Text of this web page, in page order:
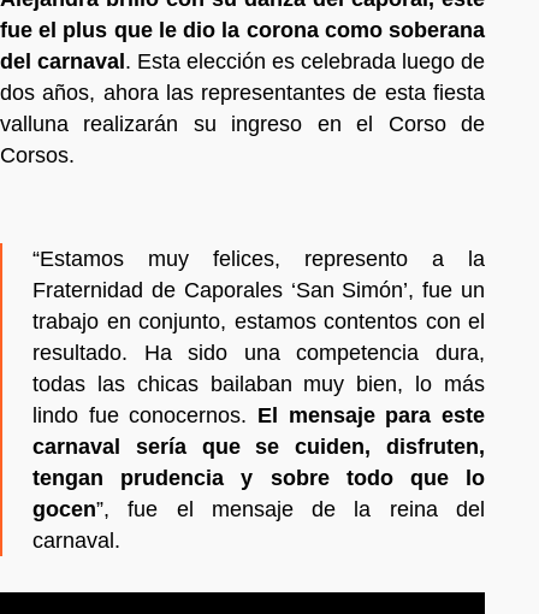
fue el plus que le dio la corona como soberana
del carnaval . Esta elección es celebrada luego de
dos años, ahora las representantes de esta fiesta
valluna realizarán su ingreso en el Corso de
Corsos.
“Estamos muy felices, represento a la
Fraternidad de Caporales ‘San Simón’, fue un
trabajo en conjunto, estamos contentos con el
resultado. Ha sido una competencia dura,
todas las chicas bailaban muy bien, lo más
lindo fue conocernos. El mensaje para este
carnaval sería que se cuiden, disfruten,
tengan prudencia y sobre todo que lo
gocen”, fue el mensaje de la reina del
carnaval.